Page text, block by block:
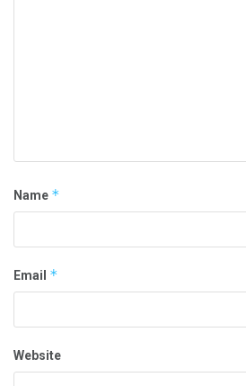
Name *
Email *
Website